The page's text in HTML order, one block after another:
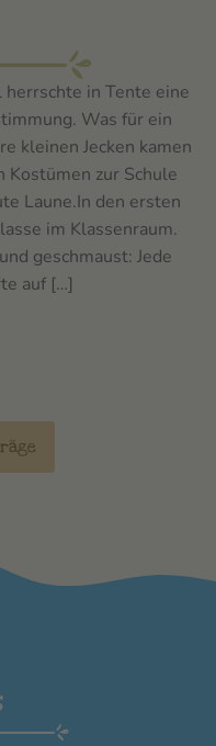
in Tente eine
Was für ein
kleinen Jecken kamen
Kostümen zur Schule
Laune.In den ersten
im Klassenraum.
geschmaust: Jede
auf […]